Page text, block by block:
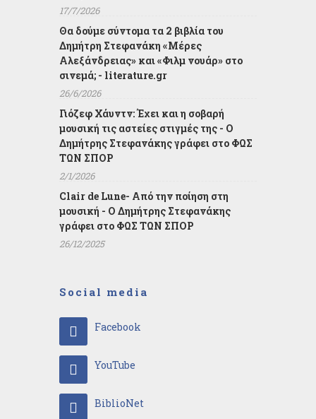
17/7/2026
Θα δούμε σύντομα τα 2 βιβλία του
Δημήτρη Στεφανάκη «Μέρες
Αλεξάνδρειας» και «Φιλμ νουάρ» στο
σινεμά; - literature.gr
26/6/2026
Γιόζεφ Χάυντν: Έχει και η σοβαρή
μουσική τις αστείες στιγμές της - Ο
Δημήτρης Στεφανάκης γράφει στο ΦΩΣ
ΤΩΝ ΣΠΟΡ
2/1/2026
Clair de Lune- Από την ποίηση στη
μουσική - Ο Δημήτρης Στεφανάκης
γράφει στο ΦΩΣ ΤΩΝ ΣΠΟΡ
26/12/2025
Social media
Facebook
YouTube
BiblioNet